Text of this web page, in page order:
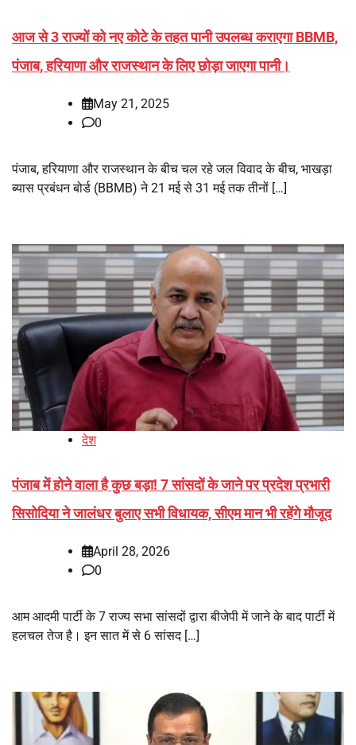
आज से 3 राज्यों को नए कोटे के तहत पानी उपलब्ध कराएगा BBMB,
पंजाब, हरियाणा और राजस्थान के लिए छोड़ा जाएगा पानी।
May 21, 2025
0
पंजाब, हरियाणा और राजस्थान के बीच चल रहे जल विवाद के बीच, भाखड़ा
ब्यास प्रबंधन बोर्ड (BBMB) ने 21 मई से 31 मई तक तीनों […]
देश
पंजाब में होने वाला है कुछ बड़ा! 7 सांसदों के जाने पर प्रदेश प्रभारी
सिसोदिया ने जालंधर बुलाए सभी विधायक, सीएम मान भी रहेंगे मौजूद
April 28, 2026
0
आम आदमी पार्टी के 7 राज्य सभा सांसदों द्वारा बीजेपी में जाने के बाद पार्टी में
हलचल तेज है। इन सात में से 6 सांसद […]